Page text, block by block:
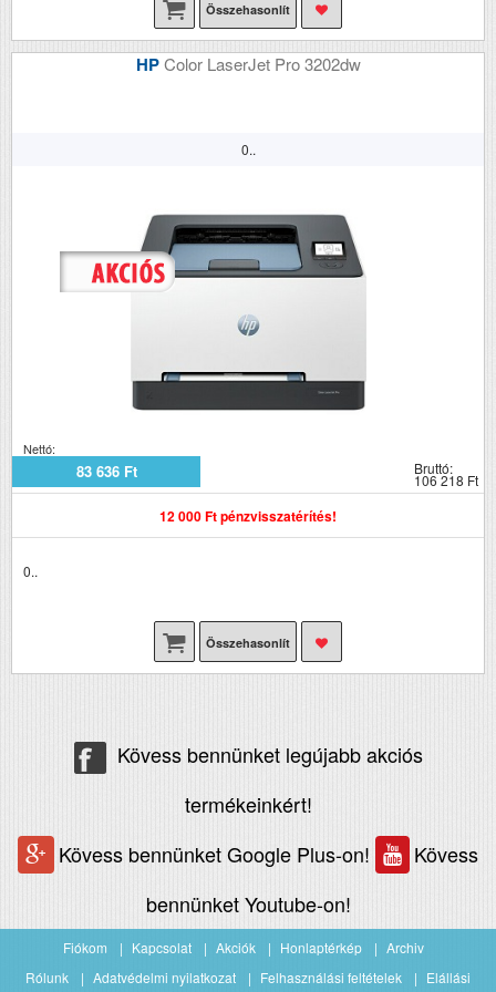
Összehasonlít
HPColor LaserJet Pro 3202dw
0..
Nettó:
83 636 Ft Bruttó:
106 218 Ft
12 000 Ft pénzvisszatérítés!
0..
Összehasonlít
Kövess bennünket legújabb akciós
termékeinkért!
Kövess bennünket Google Plus-on!
Kövess
bennünket Youtube-on!
Fiókom Kapcsolat Akciók Honlaptérkép
Archiv
Rólunk
Adatvédelmi nyilatkozat Felhasználási feltételek
Elállási